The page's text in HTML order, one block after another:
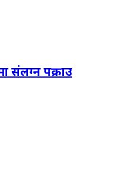
संलग्न पक्राउ